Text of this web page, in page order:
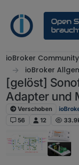
ioBroker
ioBroker
[gelöst]
Adapter und
Verschoben
56
12